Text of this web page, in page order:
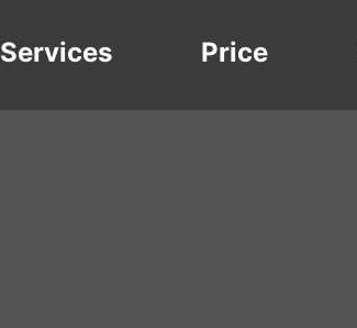
Services Price